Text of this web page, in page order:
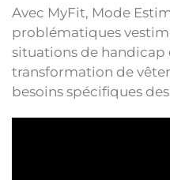
Avec MyFit, Mode
problématiques
situations de handicap
transformation de
besoins spécifiques